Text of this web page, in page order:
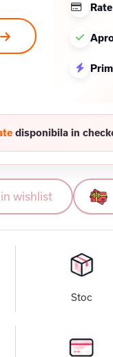
disponibila in
wishlist
Stoc